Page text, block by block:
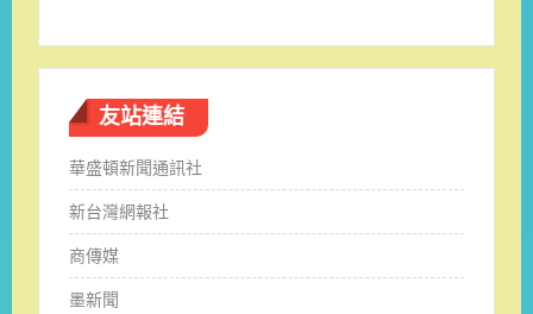
友站連結
華盛頓新聞通訊社
新台灣網報社
商傳媒
墨新聞